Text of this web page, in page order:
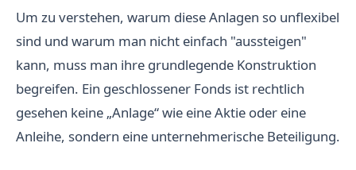
Um zu verstehen, warum diese Anlagen so unflexibel
sind und warum man nicht einfach "aussteigen"
kann, muss man ihre grundlegende Konstruktion
begreifen. Ein geschlossener Fonds ist rechtlich
gesehen keine „Anlage“ wie eine Aktie oder eine
Anleihe, sondern eine unternehmerische Beteiligung.